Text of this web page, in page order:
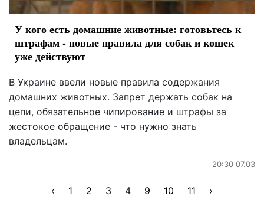
У кого есть домашние животные: готовьтесь к
штрафам - новые правила для собак и кошек
уже действуют
В Украине ввели новые правила содержания
домашних животных. Запрет держать собак на
цепи, обязательное чипирование и штрафы за
жестокое обращение - что нужно знать
владельцам.
20:30 07.03
‹ 1 2 3 4 9 10 11 ›